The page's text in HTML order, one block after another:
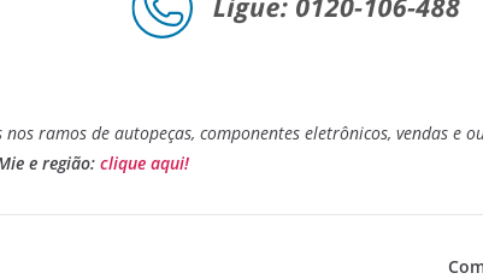
nos ramos de autopeças, componentes eletrônicos, vendas e
e região: clique aqui!